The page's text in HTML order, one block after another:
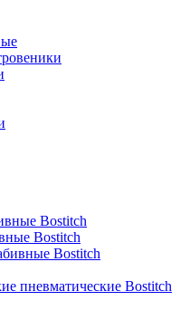
Bostitch
Bostitch
Bostitch
пневматические Bostitch